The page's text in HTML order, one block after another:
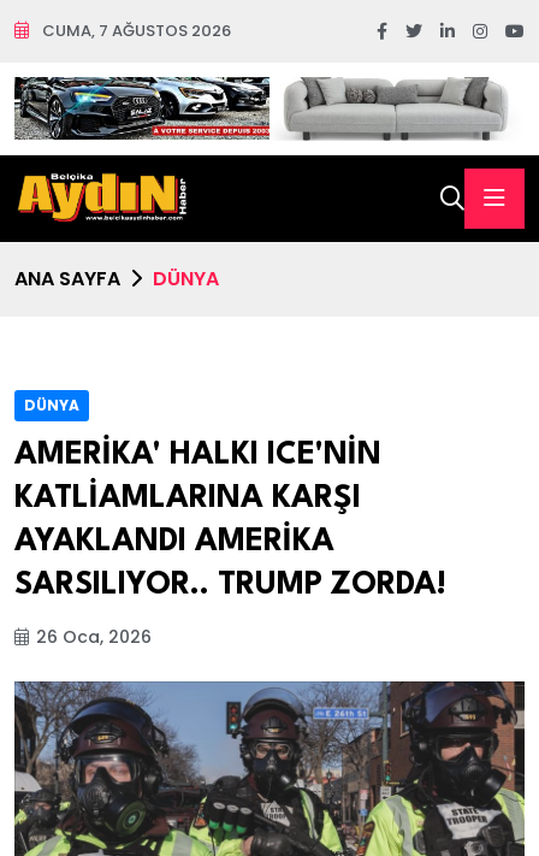
CUMA, 7 AĞUSTOS 2026
ANA SAYFA DÜNYA
DÜNYA
AMERİKA' HALKI ICE'NİN
KATLİAMLARINA KARŞI
AYAKLANDI AMERİKA
SARSILIYOR.. TRUMP ZORDA!
26 Oca, 2026